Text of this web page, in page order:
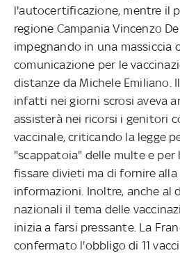
l'autocertificazione, mentre il
regione Campania Vincenzo
impegnando in una massiccia
comunicazione per le
distanze da Michele Emiliano.
infatti nei giorni scrosi aveva
assisterà nei ricorsi i genitori
vaccinale, criticando la legge
"scappatoia" delle multe e per
fissare divieti ma di fornire
informazioni. Inoltre, anche al
nazionali il tema delle
inizia a farsi pressante. La
confermato l'obbligo di 11